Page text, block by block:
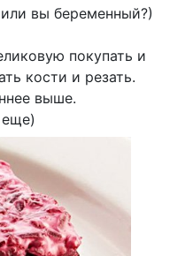
вы беременный?)
покупать и
кости и резать.
выше.